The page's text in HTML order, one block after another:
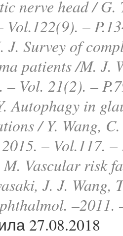
nerve head /
Vol.122(9). –
J. Survey of
patients /M. J.
– Vol. 21(2). –
Autophagy in
/ Y. Wang,
– Vol.117.
M. Vascular risk
J. J. Wang,
27.08.2018